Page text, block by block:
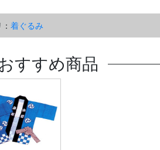
着ぐるみ
すすめ商品